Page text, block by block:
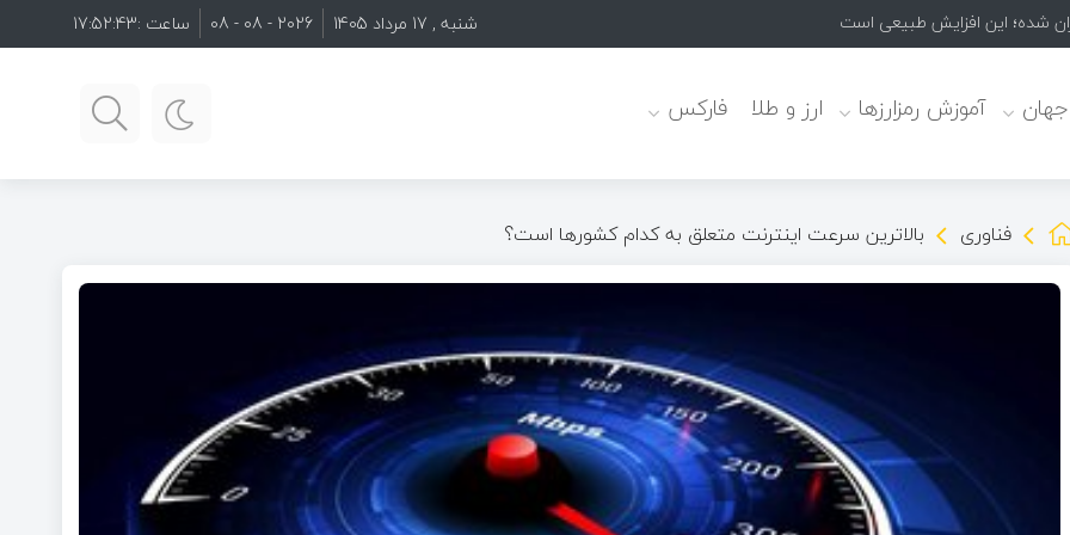
شنبه , 17 مرداد 1405 2026 - 08 - 08 ساعت :17:52:45
جهان آموزش رمزارزها ارز و طلا فارکس
فناوری بالاترین سرعت اینترنت متعلق به کدام کشورها است؟